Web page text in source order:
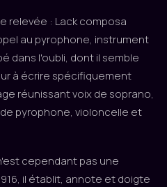
relevée : Lack composa
au pyrophone, instrument
dans l'oubli, dont il semble
à écrire spécifiquement
réunissant voix de soprano,
pyrophone, violoncelle et
cependant pas une
il établit, annote et doigte